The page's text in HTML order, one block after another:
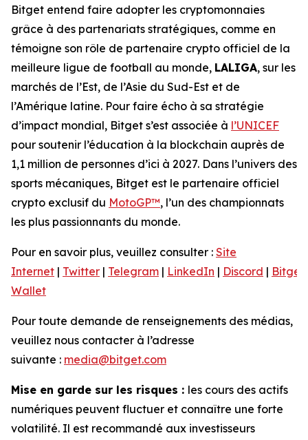
Bitget entend faire adopter les cryptomonnaies
grâce à des partenariats stratégiques, comme en
témoigne son rôle de partenaire crypto officiel de la
meilleure ligue de football au monde, LALIGA, sur les
marchés de l’Est, de l’Asie du Sud-Est et de
l’Amérique latine. Pour faire écho à sa stratégie
d’impact mondial, Bitget s’est associée à l’UNICEF
pour soutenir l’éducation à la blockchain auprès de
1,1 million de personnes d’ici à 2027. Dans l’univers des
sports mécaniques, Bitget est le partenaire officiel
crypto exclusif du MotoGP™, l’un des championnats
les plus passionnants du monde.
Pour en savoir plus, veuillez consulter : Site
Internet | Twitter | Telegram | LinkedIn | Discord | Bitget
Wallet
Pour toute demande de renseignements des médias,
veuillez nous contacter à l’adresse
suivante : media@bitget.com
Mise en garde sur les risques : les cours des actifs
numériques peuvent fluctuer et connaître une forte
volatilité. Il est recommandé aux investisseurs